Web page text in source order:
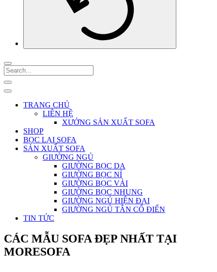
TRANG CHỦ
LIÊN HỆ
XƯỞNG SẢN XUẤT SOFA
SHOP
BỌC LẠI SOFA
SẢN XUẤT SOFA
GIƯỜNG NGỦ
GIƯỜNG BỌC DA
GIƯỜNG BỌC NỈ
GIƯỜNG BỌC VẢI
GIƯỜNG BỌC NHUNG
GIƯỜNG NGỦ HIỆN ĐẠI
GIƯỜNG NGỦ TÂN CỔ ĐIỂN
TIN TỨC
CÁC MẪU SOFA ĐẸP NHẤT TẠI
MORESOFA